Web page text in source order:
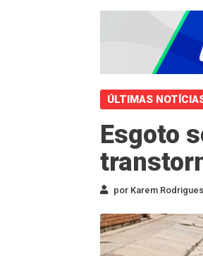
ÚLTIMAS
Esgoto
por Karem